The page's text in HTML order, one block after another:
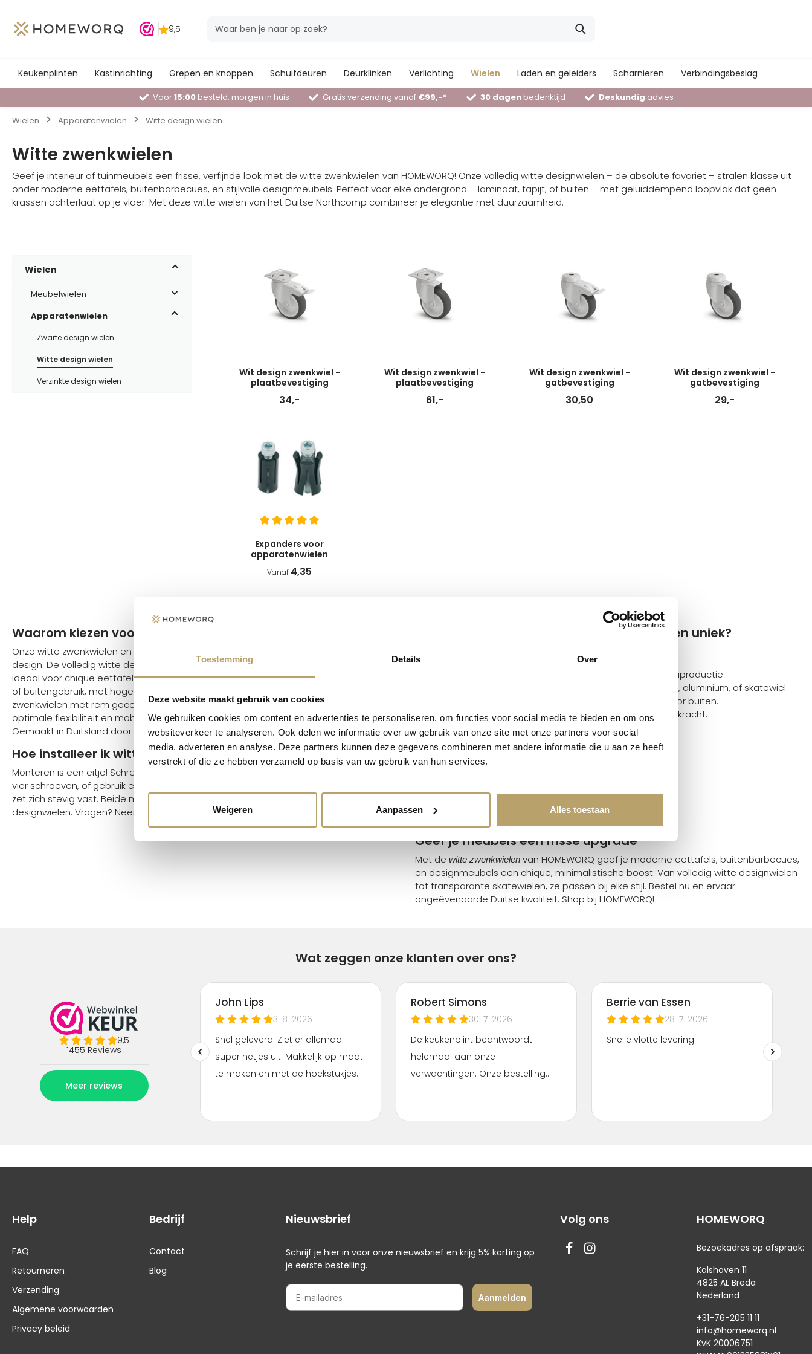
Toestemming Details Over
Deze website maakt gebruik van cookies
We gebruiken cookies om content en advertenties te personaliseren, om functies voor social media te bieden en om ons
websiteverkeer te analyseren. Ook delen we informatie over uw gebruik van onze site met onze partners voor social
media, adverteren en analyse. Deze partners kunnen deze gegevens combineren met andere informatie die u aan ze heeft
verstrekt of die ze hebben verzameld op basis van uw gebruik van hun services.
Weigeren Aanpassen Alles toestaan
Keukenplinten Kastinrichting Grepen en knoppen Schuifdeuren Deurklinken Verlichting Wielen Laden en geleiders Scharnieren Verbindingsbeslag
Voor15:00besteld, morgen in huis Gratis verzending vanaf €99,-* 30 dagenbedenktijd Deskundig advies
Wielen Apparatenwielen Witte design wielen
Witte zwenkwielen
Geef je interieur of tuinmeubels een frisse, verfijnde look met de witte zwenkwielen van HOMEWORQ! Onze volledig witte designwielen – de absolute favoriet – stralen klasse uit
onder moderne eettafels, buitenbarbecues, en stijlvolle designmeubels. Perfect voor elke ondergrond – laminaat, tapijt, of buiten – met geluiddempend loopvlak dat geen
krassen achterlaat op je vloer. Met deze witte wielen van het Duitse Northcomp combineer je elegantie met duurzaamheid.
Wielen
Meubelwielen
Apparatenwielen
Zwarte design wielen
Witte design wielen
Verzinkte design wielen
Wit design zwenkwiel -
plaatbevestiging
34,-
Wit design zwenkwiel -
plaatbevestiging
61,-
Wit design zwenkwiel -
gatbevestiging
30,50
Wit design zwenkwiel -
gatbevestiging
29,-
Expanders voor
apparatenwielen
Vanaf 4,35
Waarom kiezen voor onze witte zwenkwielen?
Onze witte zwenkwielen en bokwielen brengen minimalistische elegantie naar elk
design. De volledig witte designwielen zijn een hit voor hun strakke, frisse uitstraling,
ideaal voor chique eettafels of trendy barbecues. Geschikt voor harde vloeren, tapijt,
of buitengebruik, met hoger draagvermogen bij grotere wielen. Veelal worden
zwenkwielen met rem gecombineerd met zwenkwielen zonder rem. Zo heb je een
optimale flexibiliteit en mobiliteit en kun je je meubel ook geremd laten staan.
Gemaakt in Duitsland door Northcomp, voor kwaliteit die eruit springt.
Hoe installeer ik witte zwenkwielen?
Monteren is een eitje! Schroef je witte zwenkwielen met plaatbevestiging vast met
vier schroeven, of gebruik expanders voor gatbevestiging: draai aan, en het kunststof
zet zich stevig vast. Beide methodes zijn een minutenklus, ook voor de volledig witte
designwielen. Vragen? Neem contact op met onzeklantenservice voor handige tips!
Wat maakt HOMEWORQ’s witte zwenkwielen uniek?
: Northcomp-kwaliteit, geen massaproductie.
: Volledig witte designwielen, rubber, aluminium, of skatewiel.
: Geluiddempend, krasvrij, ook voor buiten.
Flexibele opties: Met rem, bokwielen, en keuze in draagkracht.
Jouw voordelen bij HOMEWORQ
Wij rollen met je mee:
Gratis verzending: Vanaf €99,-.
30 dagen bedenktijd
: Probeer zonder risico.
Topbeoordeling
Geef je meubels een frisse upgrade
Met de witte zwenkwielenvan HOMEWORQ geef je moderne eettafels, buitenbarbecues,
en designmeubels een chique, minimalistische boost. Van volledig witte designwielen
tot transparante skatewielen, ze passen bij elke stijl. Bestel nu en ervaar
ongeëvenaarde Duitse kwaliteit. Shop bij HOMEWORQ!
Wat zeggen onze klanten over ons?
Volg ons HOMEWORQ
Bezoekadres op afspraak:
Kalshoven 11
4825 AL Breda
Nederland
+31-76-205 11 11
info@homeworq.nl
KvK 20006751
Nieuwsbrief
Schrijf je hier in voor onze nieuwsbrief en krijg 5% korting op
je eerste bestelling.
E-mailadres
Aanmelden
Help
FAQ
Retourneren
Verzending
Algemene voorwaarden
Privacy beleid
Bedrijf
Contact
Blog